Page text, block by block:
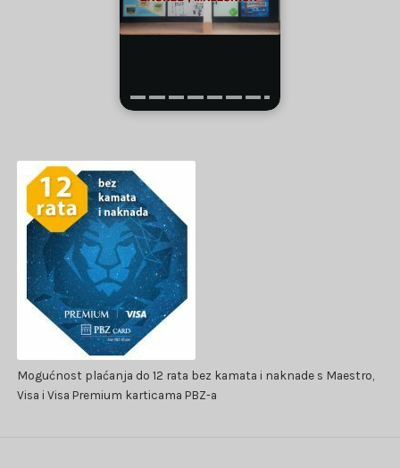
Mogućnost plaćanja do 12 rata bez kamata i naknade s Maestro,
Visa i Visa Premium karticama PBZ-a